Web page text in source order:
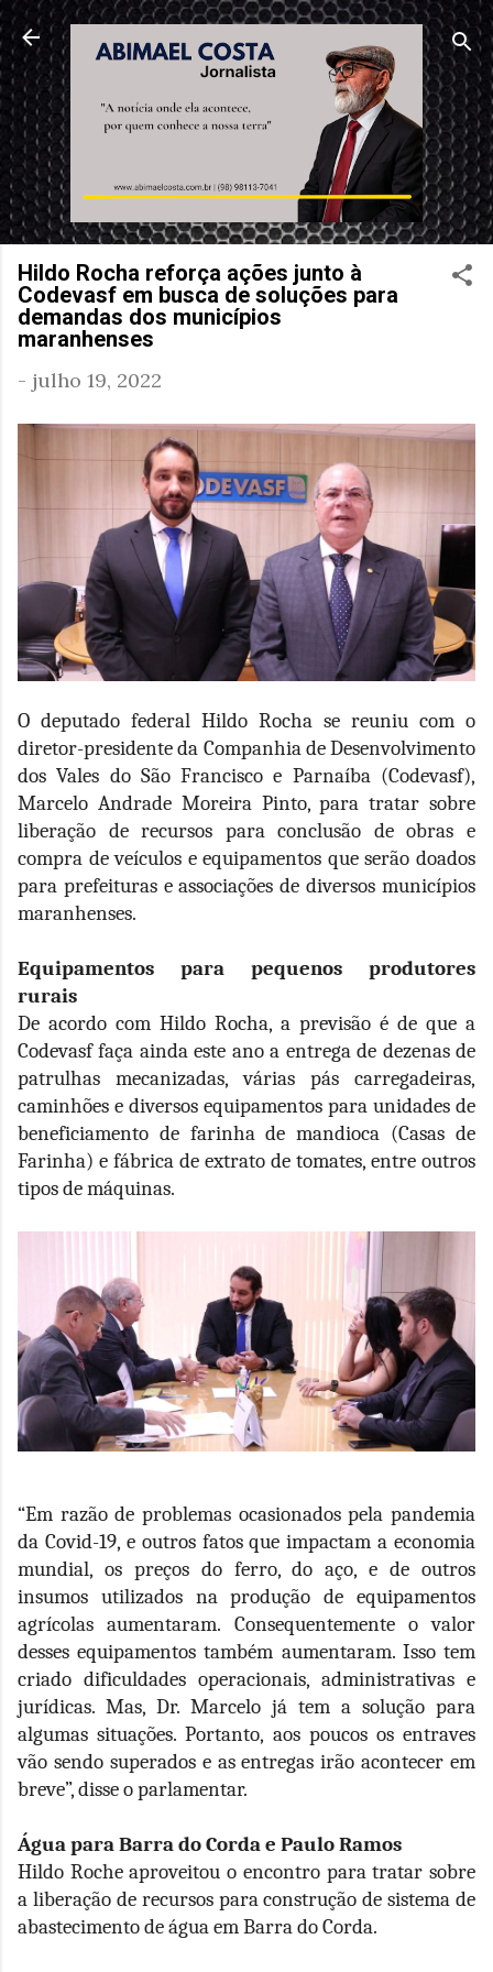
Pular para o conteúdo principal
Hildo Rocha reforça ações junto à
Codevasf em busca de soluções para
demandas dos municípios
maranhenses
- julho 19, 2022
O deputado federal Hildo Rocha se reuniu com o
diretor-presidente da Companhia de Desenvolvimento
dos Vales do São Francisco e Parnaíba (Codevasf),
Marcelo Andrade Moreira Pinto, para tratar sobre
liberação de recursos para conclusão de obras e
compra de veículos e equipamentos que serão doados
para prefeituras e associações de diversos municípios
maranhenses.
Equipamentos para pequenos produtores
rurais
De acordo com Hildo Rocha, a previsão é de que a
Codevasf faça ainda este ano a entrega de dezenas de
patrulhas mecanizadas, várias pás carregadeiras,
caminhões e diversos equipamentos para unidades de
beneficiamento de farinha de mandioca (Casas de
Farinha) e fábrica de extrato de tomates, entre outros
tipos de máquinas.
“Em razão de problemas ocasionados pela pandemia
da Covid-19, e outros fatos que impactam a economia
mundial, os preços do ferro, do aço, e de outros
insumos utilizados na produção de equipamentos
agrícolas aumentaram. Consequentemente o valor
desses equipamentos também aumentaram. Isso tem
criado dificuldades operacionais, administrativas e
jurídicas. Mas, Dr. Marcelo já tem a solução para
algumas situações. Portanto, aos poucos os entraves
vão sendo superados e as entregas irão acontecer em
breve”, disse o parlamentar.
Água para Barra do Corda e Paulo Ramos
Hildo Roche aproveitou o encontro para tratar sobre
a liberação de recursos para construção de sistema de
abastecimento de água em Barra do Corda.